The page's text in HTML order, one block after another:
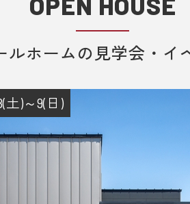
ルホームの見学会・イ
土)～9(日)